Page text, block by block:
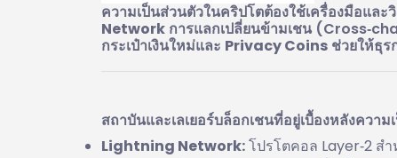
ความเป็นส่วนตัวในคริปโตต้องใช้เครื่องมือและ
Network การแลกเปลี่ยนข้ามเชน
กระเป๋าเงินใหม่และ Privacy Coins ช่วยให้ธุร
สถาบันและเลเยอร์บล็อกเชนที่อยู่เบื้องหลังความ
Lightning Network:โปรโตคอล Layer‑2 ส